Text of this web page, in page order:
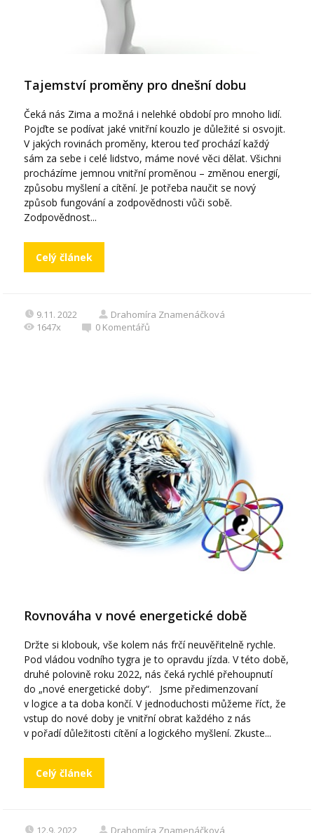
Tajemství proměny pro dnešní dobu
Čeká nás Zima a možná i nelehké období pro mnoho lidí.
Pojďte se podívat jaké vnitřní kouzlo je důležité si osvojit.
V jakých rovinách proměny, kterou teď prochází každý
sám za sebe i celé lidstvo, máme nové věci dělat. Všichni
procházíme jemnou vnitřní proměnou – změnou energií,
způsobu myšlení a cítění. Je potřeba naučit se nový
způsob fungování a zodpovědnosti vůči sobě.
Zodpovědnost...
Celý článek
9.11. 2022
Drahomíra Znamenáčková
1647x
0 Komentářů
Rovnováha v nové energetické době
Držte si klobouk, vše kolem nás frčí neuvěřitelně rychle.
Pod vládou vodního tygra je to opravdu jízda. V této době,
druhé polovině roku 2022, nás čeká rychlé přehoupnutí
do „nové energetické doby“. Jsme předimenzovaní
v logice a ta doba končí. V jednoduchosti můžeme říct, že
vstup do nové doby je vnitřní obrat každého z nás
v pořadí důležitosti cítění a logického myšlení. Zkuste...
Celý článek
12.9. 2022 Drahomíra Znamenáčková